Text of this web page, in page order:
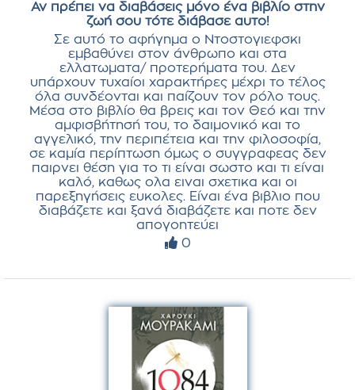
Αν πρέπει να διαβάσεις μόνο ένα βιβλίο στην
ζωή σου τότε διάβασε αυτο!
Σε αυτό το αφήγημα ο Ντοστογιεφσκι
εμβαθύνει στον άνθρωπο και στα
ελλατωματα/ προτερήματα του. Δεν
υπάρχουν τυχαίοι χαρακτήρες μέχρι το τέλος
όλα συνδέονται και παίζουν τον ρόλο τους.
Μέσα στο βιβλίο θα βρεις και τον Θεό και την
αμφισβήτησή του, το δαιμονικό και το
αγγελικό, την περιπέτεια και την φιλοσοφία,
σε καμία περίπτωση όμως ο συγγραφεας δεν
παιρνει θέση για το τι είναι σωστο και τι είναι
καλό, καθως ολα ειναι σχετικα και οι
παρεξηγήσεις ευκολες. Είναι ένα βιβλιο που
διαβάζετε και ξανά διαβάζετε και ποτε δεν
απογοητεύει
0